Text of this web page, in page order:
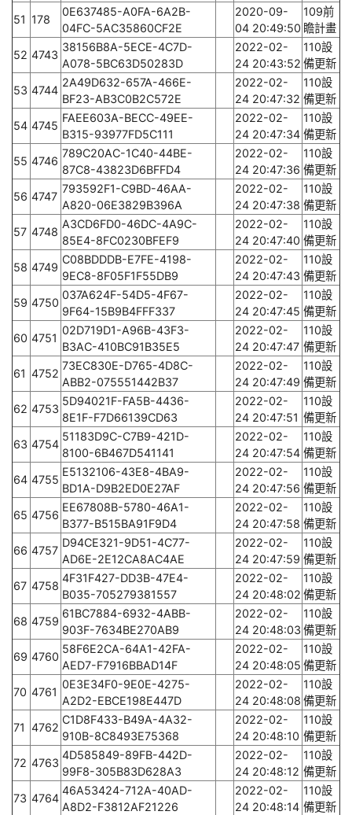
51 178
0E637485-A0FA-6A2B-
04FC-5AC35860CF2E
2020-09-
04 20:49:50
109前
瞻計畫
52 4743
38156B8A-5ECE-4C7D-
A078-5BC63D50283D
2022-02-
24 20:43:52
110設
備更新
53 4744
2A49D632-657A-466E-
BF23-AB3C0B2C572E
2022-02-
24 20:47:32
110設
備更新
54 4745
FAEE603A-BECC-49EE-
B315-93977FD5C111
2022-02-
24 20:47:34
110設
備更新
55 4746
789C20AC-1C40-44BE-
87C8-43823D6BFFD4
2022-02-
24 20:47:36
110設
備更新
56 4747
793592F1-C9BD-46AA-
A820-06E3829B396A
2022-02-
24 20:47:38
110設
備更新
57 4748
A3CD6FD0-46DC-4A9C-
85E4-8FC0230BFEF9
2022-02-
24 20:47:40
110設
備更新
58 4749
C08BDDDB-E7FE-4198-
9EC8-8F05F1F55DB9
2022-02-
24 20:47:43
110設
備更新
59 4750
037A624F-54D5-4F67-
9F64-15B9B4FFF337
2022-02-
24 20:47:45
110設
備更新
60 4751
02D719D1-A96B-43F3-
B3AC-410BC91B35E5
2022-02-
24 20:47:47
110設
備更新
61 4752
73EC830E-D765-4D8C-
ABB2-075551442B37
2022-02-
24 20:47:49
110設
備更新
62 4753
5D94021F-FA5B-4436-
8E1F-F7D66139CD63
2022-02-
24 20:47:51
110設
備更新
63 4754
51183D9C-C7B9-421D-
8100-6B467D541141
2022-02-
24 20:47:54
110設
備更新
64 4755
E5132106-43E8-4BA9-
BD1A-D9B2ED0E27AF
2022-02-
24 20:47:56
110設
備更新
65 4756
EE67808B-5780-46A1-
B377-B515BA91F9D4
2022-02-
24 20:47:58
110設
備更新
66 4757
D94CE321-9D51-4C77-
AD6E-2E12CA8AC4AE
2022-02-
24 20:47:59
110設
備更新
67 4758
4F31F427-DD3B-47E4-
B035-705279381557
2022-02-
24 20:48:02
110設
備更新
68 4759
61BC7884-6932-4ABB-
903F-7634BE270AB9
2022-02-
24 20:48:03
110設
備更新
69 4760
58F6E2CA-64A1-42FA-
AED7-F7916BBAD14F
2022-02-
24 20:48:05
110設
備更新
70 4761
0E3E34F0-9E0E-4275-
A2D2-EBCE198E447D
2022-02-
24 20:48:08
110設
備更新
71 4762
C1D8F433-B49A-4A32-
910B-8C8493E75368
2022-02-
24 20:48:10
110設
備更新
72 4763
4D585849-89FB-442D-
99F8-305B83D628A3
2022-02-
24 20:48:12
110設
備更新
73 4764
46A53424-712A-40AD-
A8D2-F3812AF21226
2022-02-
24 20:48:14
110設
備更新